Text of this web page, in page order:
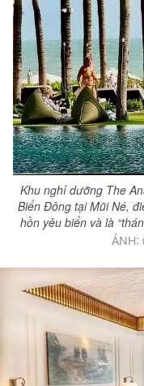
Khu nghỉ dưỡng The
Biển Đông tại Mũi Né,
hồn yêu biển và là
ẢNH: